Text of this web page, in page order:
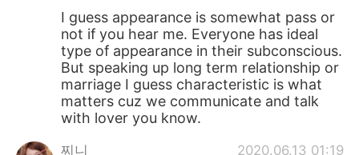
I guess appearance is somewhat pass or
not if you hear me. Everyone has ideal
type of appearance in their subconscious.
But speaking up long term relationship or
marriage I guess characteristic is what
matters cuz we communicate and talk
with lover you know.
찌니 2020.06.13 01:19